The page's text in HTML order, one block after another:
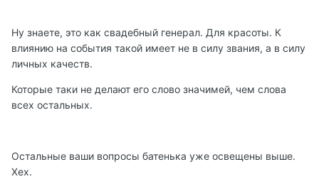
Ну знаете, это как свадебный генерал. Для красоты. К
влиянию на события такой имеет не в силу звания, а в силу
личных качеств.
Которые таки не делают его слово значимей, чем слова
всех остальных.
Остальные ваши вопросы батенька уже освещены выше.
Хех.